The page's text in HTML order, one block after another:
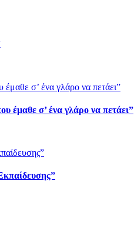
έμαθε σ’ ένα γλάρο να πετάει”